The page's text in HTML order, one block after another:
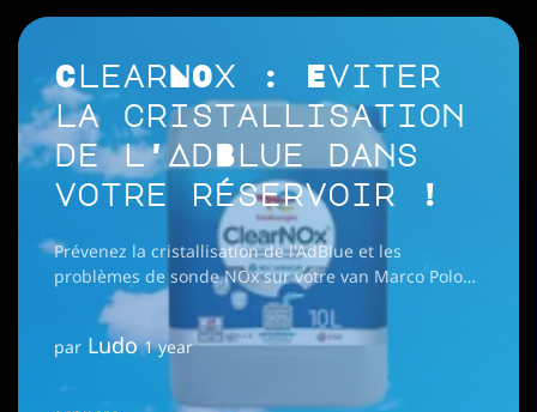
ClearNOx : Eviter
la cristallisation
de l'AdBlue dans
votre réservoir !
Prévenez la cristallisation de l'AdBlue et les
problèmes de sonde NOx sur votre van Marco Polo
grâce à CleanNOx.
par Ludo1 year